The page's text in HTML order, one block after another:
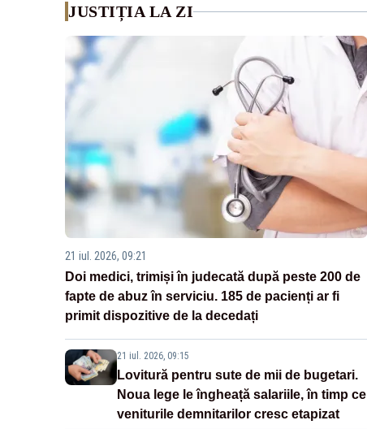
JUSTIȚIA LA ZI
21 iul. 2026, 09:21
Doi medici, trimiși în judecată după peste 200 de
fapte de abuz în serviciu. 185 de pacienți ar fi
primit dispozitive de la decedați
21 iul. 2026, 09:15
Lovitură pentru sute de mii de bugetari.
Noua lege le îngheață salariile, în timp ce
veniturile demnitarilor cresc etapizat